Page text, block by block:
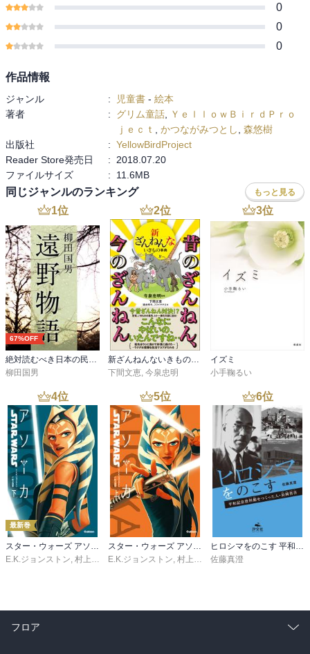
0
0
0
作品情報
ジャンル : 児童書 - 絵本
著者
: グリム童話
ＹｅｌｌｏｗＢｉｒｄＰｒｏ
ｊｅｃｔ
かつながみつとし
森悠樹
出版社
: YellowBirdProject
Reader Store発売日
:
2018.07.20
ファイルサイズ
: 11.6MB
同じジャンルのランキング もっと見る
1位
67%OFF
絶対読むべき日本の民話 遠野物語
柳田国男
2位
新ざんねんないきもの事典 昔のざんねん、今のざんねん
下間文恵, 今泉忠明
3位
イズミ
小手鞠るい
4位
最新巻
E.K.ジョンストン 村上清幸
5位
E.K.ジョンストン 村上清幸
6位
佐藤真澄
フロア